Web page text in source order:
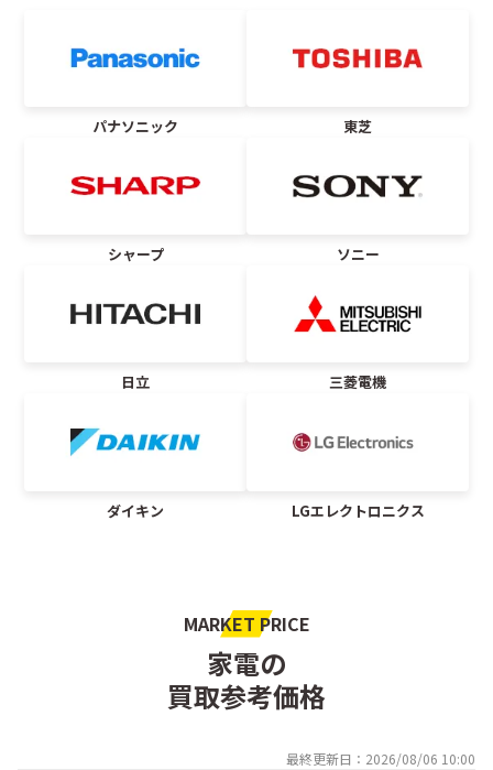
パナソニック 東芝
シャープ ソニー
日立 三菱電機
ダイキン LGエレクトロニクス
MARKET PRICE
家電の
買取参考価格
最終更新日：2026/08/06 10:00